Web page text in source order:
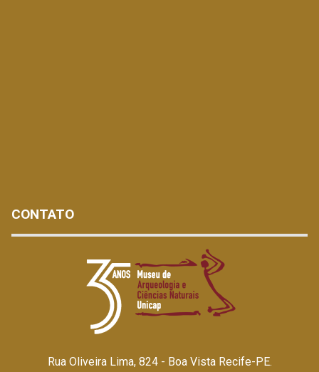
CONTATO
Rua Oliveira Lima, 824 - Boa Vista Recife-PE.